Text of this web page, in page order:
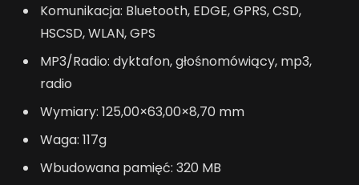
Komunikacja: Bluetooth, EDGE, GPRS, CSD,
HSCSD, WLAN, GPS
MP3/Radio: dyktafon, głośnomówiący, mp3,
radio
Wymiary: 125,00×63,00×8,70 mm
Waga: 117g
Wbudowana pamięć: 320 MB